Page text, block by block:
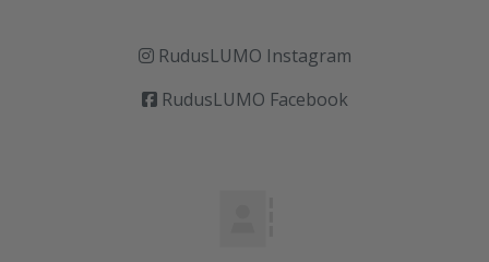
RudusLUMO Instagram
RudusLUMO Facebook